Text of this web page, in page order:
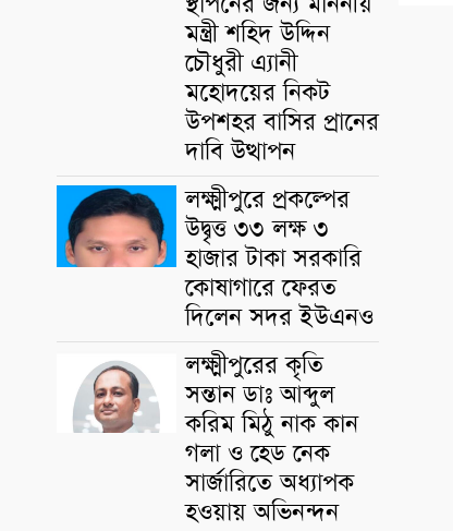
মন্ত্রী শহিদ উদ্দিন
চৌধুরী এ্যানী
মহোদয়ের নিকট
উপশহর বাসির প্রানের
দাবি উত্থাপন
লক্ষ্মীপুরে প্রকল্পের
উদ্বৃত্ত ৩৩ লক্ষ ৩
হাজার টাকা সরকারি
কোষাগারে ফেরত
দিলেন সদর ইউএনও
লক্ষ্মীপুরের কৃতি
সন্তান ডাঃ আব্দুল
করিম মিঠু নাক কান
গলা ও হেড নেক
সার্জারিতে অধ্যাপক
হওয়ায় অভিনন্দন